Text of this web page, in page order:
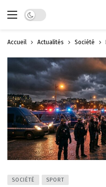
Dark mode
Accueil Actualités Société
SOCIÉTÉ SPORT